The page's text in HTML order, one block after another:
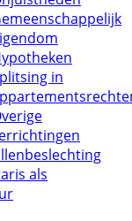
in
als